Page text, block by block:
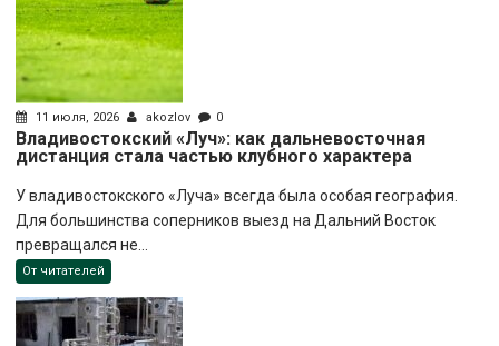
11 июля, 2026 akozlov 0
Владивостокский «Луч»: как дальневосточная
дистанция стала частью клубного характера
У владивостокского «Луча» всегда была особая география.
Для большинства соперников выезд на Дальний Восток
превращался не...
От читателей